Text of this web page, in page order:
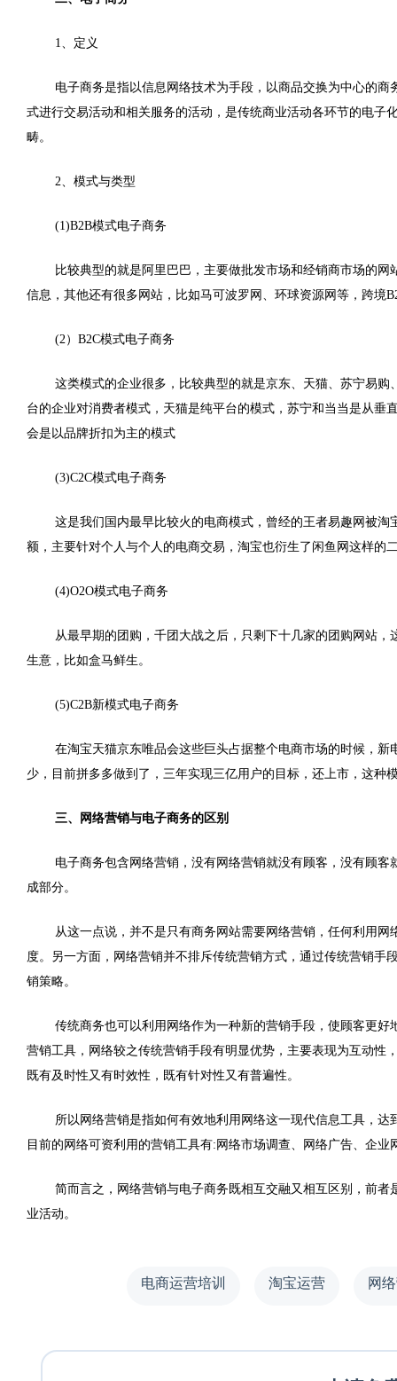
1、定义
电子商务是指以信息网络技术为手段，以商品交换为中心的
式进行交易活动和相关服务的活动，是传统商业活动各环节的电
畴。
2、模式与类型
(1)B2B模式电子商务
比较典型的就是阿里巴巴，主要做批发市场和经销商市场的
信息，其他还有很多网站，比如马可波罗网、环球资源网等，跨境
(2）B2C模式电子商务
这类模式的企业很多，比较典型的就是京东、天猫、苏宁易
台的企业对消费者模式，天猫是纯平台的模式，苏宁和当当是从
会是以品牌折扣为主的模式
(3)C2C模式电子商务
这是我们国内最早比较火的电商模式，曾经的王者易趣网被
额，主要针对个人与个人的电商交易，淘宝也衍生了闲鱼网这样的
(4)O2O模式电子商务
从最早期的团购，千团大战之后，只剩下十几家的团购网站
生意，比如盒马鲜生。
(5)C2B新模式电子商务
在淘宝天猫京东唯品会这些巨头占据整个电商市场的时候，
少，目前拼多多做到了，三年实现三亿用户的目标，还上市，这种
三、网络营销与电子商务的区别
电子商务包含网络营销，没有网络营销就没有顾客，没有顾
成部分。
从这一点说，并不是只有商务网站需要网络营销，任何利用
度。另一方面，网络营销并不排斥传统营销方式，通过传统营销
销策略。
传统商务也可以利用网络作为一种新的营销手段，使顾客更
营销工具，网络较之传统营销手段有明显优势，主要表现为互动
既有及时性又有时效性，既有针对性又有普遍性。
所以网络营销是指如何有效地利用网络这一现代信息工具，
目前的网络可资利用的营销工具有:网络市场调查、网络广告、企
简而言之，网络营销与电子商务既相互交融又相互区别，前
业活动。
电商运营培训 淘宝运营 网